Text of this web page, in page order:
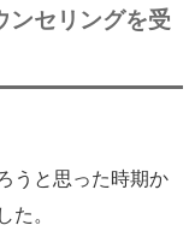
ンセリングを受
うと思った時期か
た。